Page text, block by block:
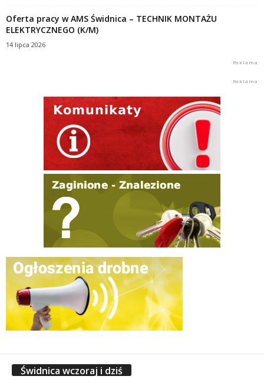
Oferta pracy w AMS Świdnica – TECHNIK MONTAŻU
ELEKTRYCZNEGO (K/M)
14 lipca 2026
Świdnica wczoraj i dziś